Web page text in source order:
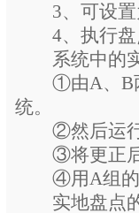
3、可设置
4、执行盘
系统中的实
①由A、B两
统。
②然后运行
③将更正后
④用A组的
实地盘点的